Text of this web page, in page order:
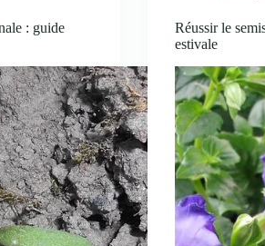
: guide
Réussir le
estivale